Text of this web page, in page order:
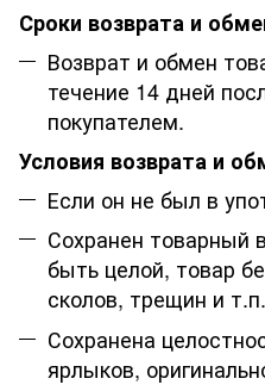
Сроки возврата и
Возврат и обмен
течение 14 дней
покупателем.
Условия возврата и
Если он не был в
Сохранен товарный
быть целой, товар
сколов, трещин и
Сохранена
ярлыков,